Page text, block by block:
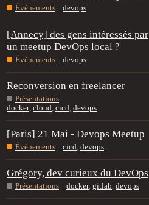
Évènements devops
[Annecy] des gens intéressés par
un meetup DevOps local ?
Évènements devops
Reconversion en freelancer
Présentations
docker, cloud, cicd, devops
[Paris] 21 Mai - Devops Meetup
Évènements cicd, devops
Grégory, dev curieux du DevOps
Présentations docker, gitlab, devops